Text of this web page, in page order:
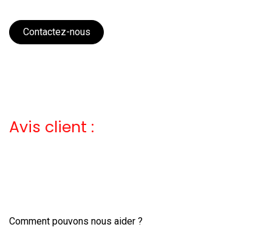
Contactez-nous
Avis client :
Comment pouvons nous aider ?